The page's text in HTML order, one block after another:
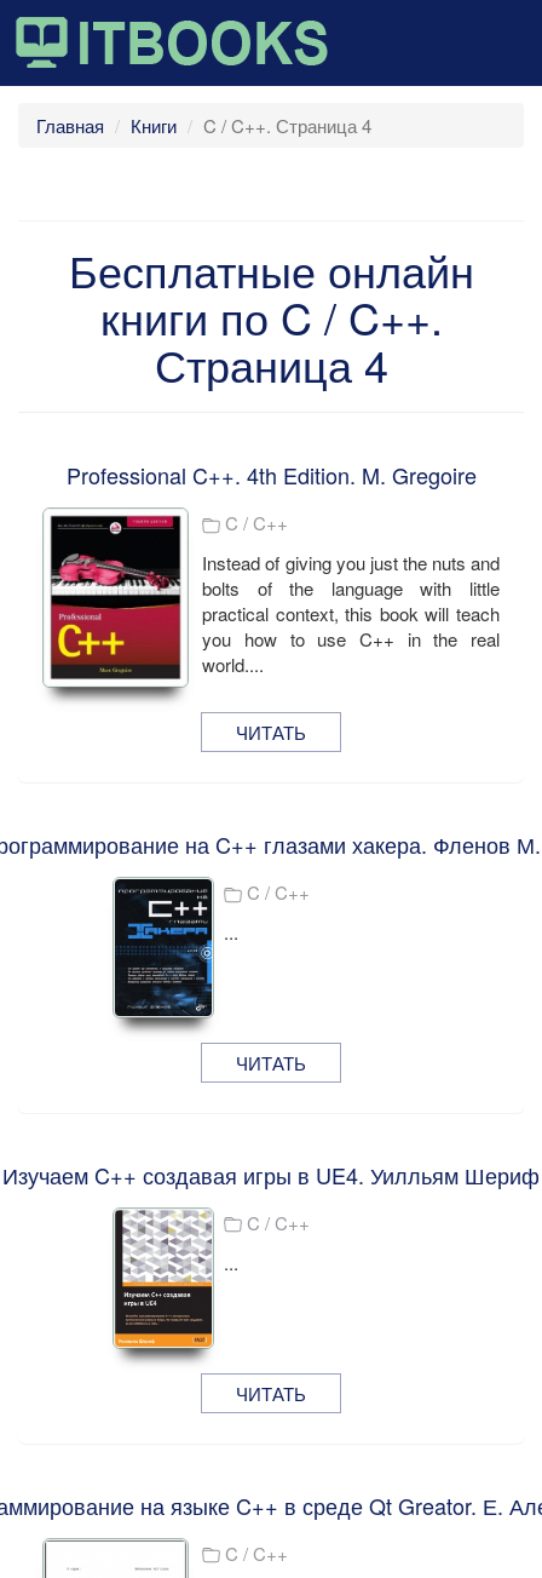
Главная Книги C / C++. Страница 4
Бесплатные онлайн
книги по C / C++.
Страница 4
Professional C++. 4th Edition. M. Gregoire
C / C++
Instead of giving you just the nuts and
bolts of the language with little
practical context, this book will teach
you how to use C++ in the real
world....
ЧИТАТЬ
на C++ глазами хакера. Фленов
C / C++
...
ЧИТАТЬ
Изучаем C++ создавая игры в UE4. Уилльям Шериф
C / C++
...
ЧИТАТЬ
на языке C++ в среде Qt Greator. Е.
C / C++